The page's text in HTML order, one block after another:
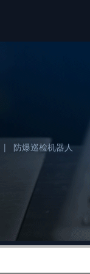
| 防爆巡检机器人